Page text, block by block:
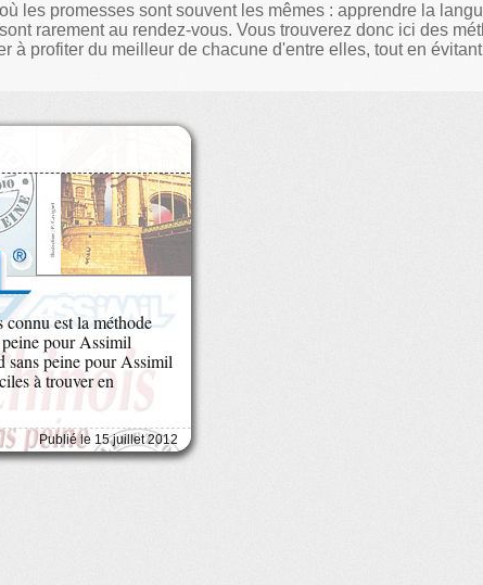
les promesses sont souvent les mêmes : apprendre la
rarement au rendez-vous. Vous trouverez donc ici des
à profiter du meilleur de chacune d'entre elles, tout en
est la méthode
pour Assimil
sans peine pour Assimil
à trouver en
Publié le 15 juillet 2012